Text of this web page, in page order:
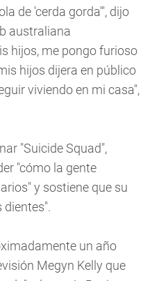
de 'cerda gorda'", dijo
australiana
hijos, me pongo furioso
hijos dijera en público
viviendo en mi casa",
"Suicide Squad",
"cómo la gente
y sostiene que su
dientes".
un año
Megyn Kelly que